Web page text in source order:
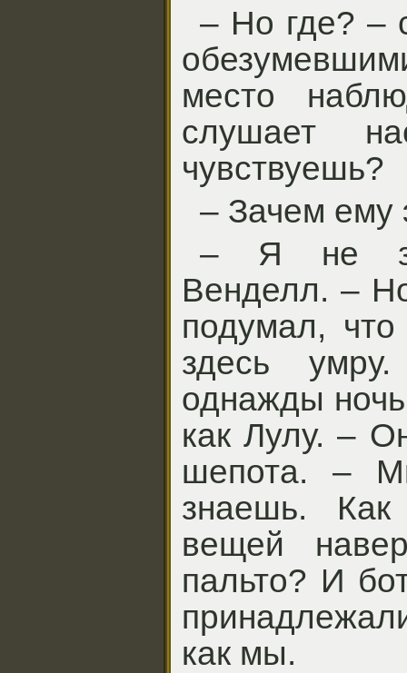
– Но где? –
место
слушает
чувствуешь?
– Зачем ему
– Я не
Венделл. –
подумал,
здесь
однажды
как Лулу. –
шепота. –
знаешь.
вещей
пальто? И
как мы.